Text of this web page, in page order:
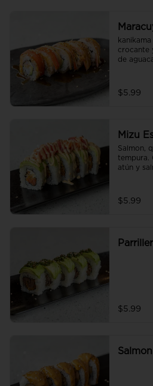
crocante
de
$5.99
Mizu
Salmon,
tempura.
atún y
$5.99
$5.99